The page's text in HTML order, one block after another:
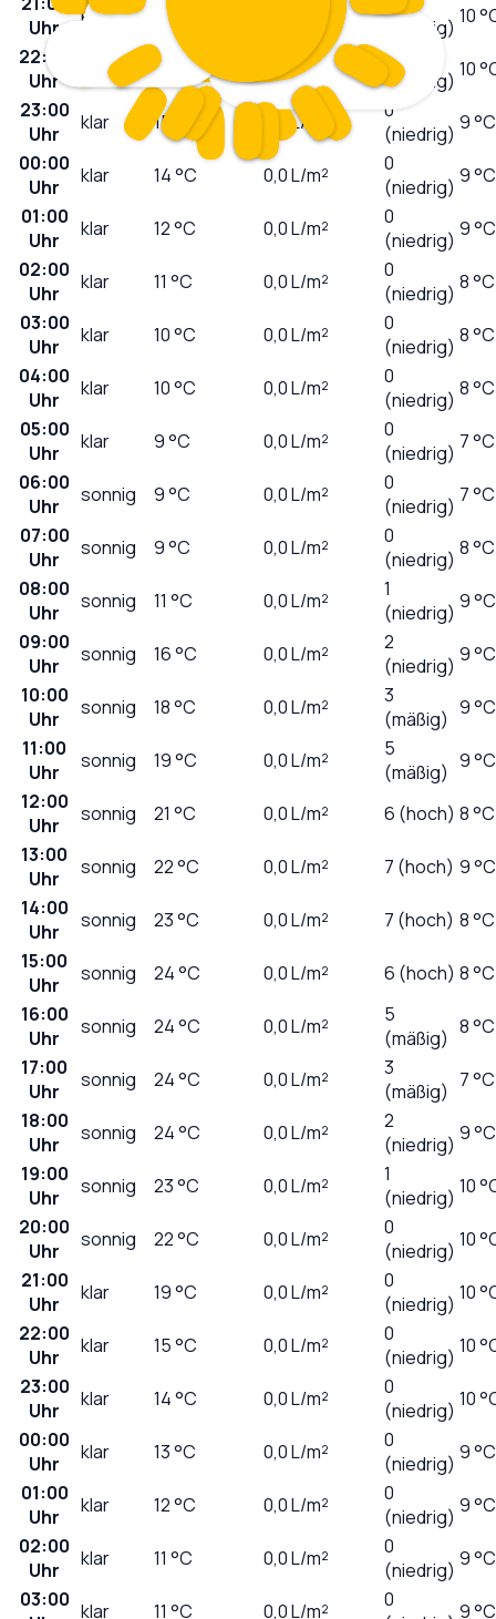
Uhr
klar 20 L/m²
(niedrig) 10
22:00
Uhr
klar 17 °C 0,0L/m²
0
(niedrig) 10
23:00
Uhr
klar 15 °C 0,0 L/m²
0
(niedrig) 9 °C
00:00
Uhr
klar 14°C 0,0L/m²
0
(niedrig) 9 °C
01:00
Uhr
klar 12°C 0,0L/m²
0
(niedrig) 9 °C
02:00
Uhr
klar 11 °C 0,0L/m²
0
(niedrig) 8 °C
03:00
Uhr
klar 10°C 0,0L/m²
0
(niedrig) 8 °C
04:00
Uhr
klar 10°C 0,0L/m²
0
(niedrig) 8 °C
05:00
Uhr
klar 9°C 0,0L/m²
0
(niedrig) 7 °C
06:00
Uhr
sonnig 9°C 0,0L/m²
0
(niedrig) 7 °C
07:00
Uhr
sonnig 9°C 0,0L/m²
0
(niedrig) 8 °C
08:00
Uhr
sonnig 11 °C 0,0L/m²
1
(niedrig) 9 °C
09:00
Uhr
sonnig 16°C 0,0L/m²
2
(niedrig) 9 °C
10:00
Uhr
sonnig 18°C 0,0L/m²
3
(mäßig) 9 °C
11:00
Uhr
sonnig 19°C 0,0L/m²
5
(mäßig) 9 °C
12:00
Uhr
sonnig 21 °C 0,0L/m² 6 (hoch) 8 °C
13:00
Uhr
sonnig 22°C 0,0L/m² 7 (hoch) 9 °C
14:00
Uhr
sonnig 23°C 0,0L/m² 7 (hoch) 8 °C
15:00
Uhr
sonnig 24°C 0,0L/m² 6 (hoch) 8 °C
16:00
Uhr
sonnig 24°C 0,0L/m²
5
(mäßig) 8 °C
17:00
Uhr
sonnig 24°C 0,0L/m²
3
(mäßig) 7 °C
18:00
Uhr
sonnig 24°C 0,0L/m²
2
(niedrig) 9 °C
19:00
Uhr
sonnig 23°C 0,0L/m²
1
(niedrig) 10
20:00
Uhr
sonnig 22°C 0,0L/m²
0
(niedrig) 10
21:00
Uhr
klar 19°C 0,0L/m²
0
(niedrig) 10
22:00
Uhr
klar 15°C 0,0L/m²
0
(niedrig) 10
23:00
Uhr
klar 14°C 0,0L/m²
0
(niedrig) 10
00:00
Uhr
klar 13°C 0,0L/m²
0
(niedrig) 9 °C
01:00
Uhr
klar 12°C 0,0L/m²
0
(niedrig) 9 °C
02:00
Uhr
klar 11 °C 0,0L/m²
0
(niedrig) 9 °C
03:00 klar 11 °C 0,0L/m²
0
9 °C